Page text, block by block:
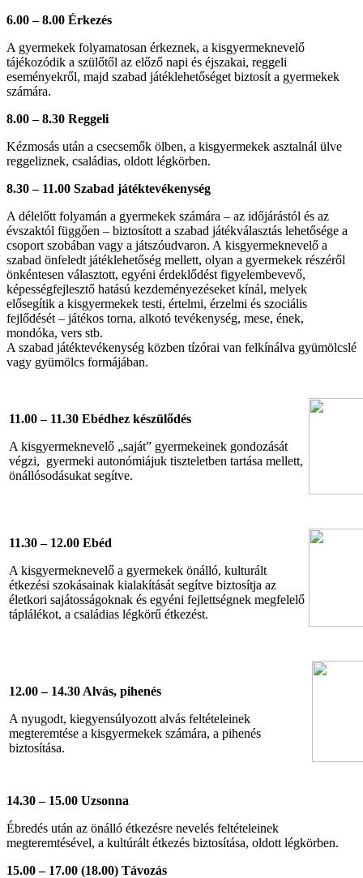
6.00 – 8.00 Érkezés
A gyermekek folyamatosan érkeznek, a kisgyermeknevelő
tájékozódik a szülőtől az előző napi és éjszakai, reggeli
eseményekről, majd szabad játéklehetőséget biztosít a gyermekek
számára.
8.00 – 8.30 Reggeli
Kézmosás után a csecsemők ölben, a kisgyermekek asztalnál ülve
reggeliznek, családias, oldott légkörben.
8.30 – 11.00 Szabad játéktevékenység
A délelőtt folyamán a gyermekek számára – az időjárástól és az
évszaktól függően – biztosított a szabad játékválasztás lehetősége a
csoport szobában vagy a játszóudvaron. A kisgyermeknevelő a
szabad önfeledt játéklehetőség mellett, olyan a gyermekek részéről
önkéntesen választott, egyéni érdeklődést figyelembevevő,
képességfejlesztő hatású kezdeményezéseket kínál, melyek
elősegítik a kisgyermekek testi, értelmi, érzelmi és szociális
fejlődését – játékos torna, alkotó tevékenység, mese, ének,
mondóka, vers stb.
A szabad játéktevékenység közben tízórai van felkínálva gyümölcslé
vagy gyümölcs formájában.
11.00 – 11.30 Ebédhez készülődés
A kisgyermeknevelő „saját” gyermekeinek gondozását
végzi, gyermeki autonómiájuk tiszteletben tartása mellett,
önállósodásukat segítve.
11.30 – 12.00 Ebéd
A kisgyermeknevelő a gyermekek önálló, kulturált
étkezési szokásainak kialakítását segítve biztosítja az
életkori sajátosságoknak és egyéni fejlettségnek megfelelő
táplálékot, a családias légkörű étkezést.
12.00 – 14.30 Alvás, pihenés
A nyugodt, kiegyensúlyozott alvás feltételeinek
megteremtése a kisgyermekek számára, a pihenés
biztosítása.
14.30 – 15.00 Uzsonna
Ébredés után az önálló étkezésre nevelés feltételeinek
megteremtésével, a kultúrált étkezés biztosítása, oldott légkörben.
15.00 – 17.00 (18.00) Távozás